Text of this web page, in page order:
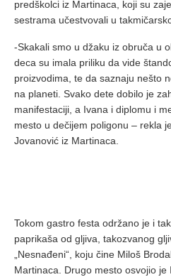
predškolci iz Martinaca, koji su
sestrama učestvovali u
-Skakali smo u džaku iz obruča u
deca su imala priliku da vide
proizvodima, te da saznaju nešto
na planeti. Svako dete dobilo je
manifestaciji, a Ivana i diplomu i
mesto u dečijem poligonu – rekla
Jovanović iz Martinaca.
Tokom gastro festa održano je i
paprikaša od gljiva, takozvanog
„Nesnađeni“, koju čine Miloš
Martinaca. Drugo mesto osvojio je